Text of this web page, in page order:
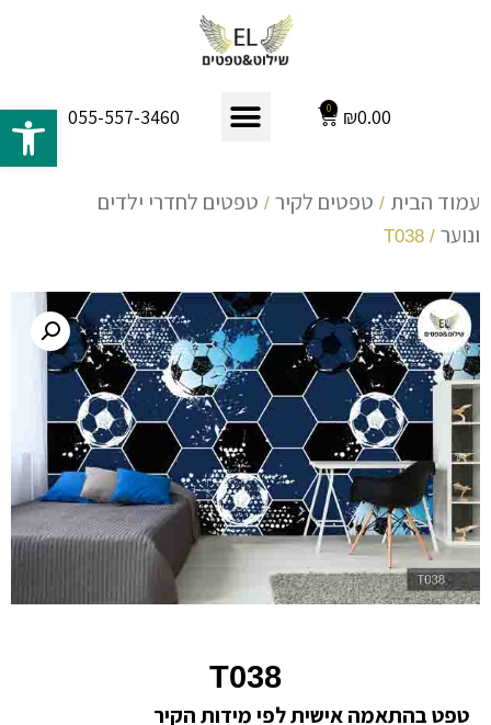
₪0.00
0
055-557-3460
עמוד הבית / טפטים לקיר / טפטים לחדרי ילדים
ונוער / T038
T038
טפט בהתאמה אישית לפי מידות הקיר